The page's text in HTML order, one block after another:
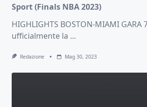
Sport (Finals NBA 2023)
HIGHLIGHTS BOSTON-MIAMI GARA
ufficialmente la ...
Redazione Mag 30, 2023